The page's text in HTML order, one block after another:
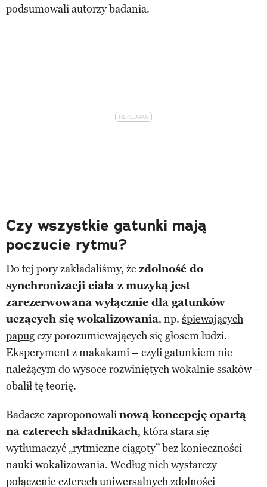
podsumowali autorzy badania.
Czy wszystkie gatunki mają
poczucie rytmu?
Do tej pory zakładaliśmy, że zdolność do
synchronizacji ciała z muzyką jest
zarezerwowana wyłącznie dla gatunków
uczących się wokalizowania, np. śpiewających
papugczy porozumiewających się głosem ludzi.
Eksperyment z makakami – czyli gatunkiem nie
należącym do wysoce rozwiniętych wokalnie ssaków –
obalił tę teorię.
Badacze zaproponowalinową koncepcję opartą
na czterech składnikach, która stara się
wytłumaczyć „rytmiczne ciągoty” bez konieczności
nauki wokalizowania. Według nich wystarczy
połączenie czterech uniwersalnych zdolności